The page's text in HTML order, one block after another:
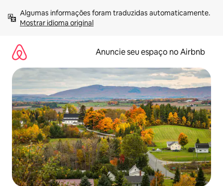
para
Mostrar idioma original
Anuncie seu espaço no Airbnb